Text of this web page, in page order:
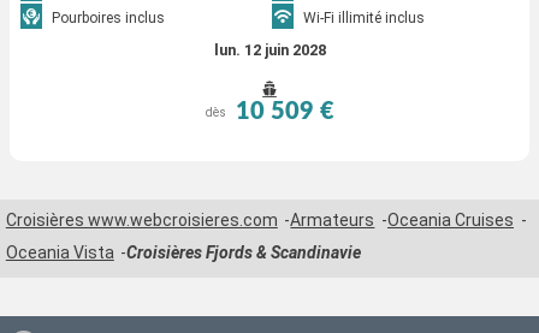
Pourboires inclus
Wi-Fi illimité inclus
lun. 12 juin 2028
dès 10 509 €
Croisières www.webcroisieres.com Armateurs
Oceania Cruises
Oceania Vista
Croisières Fjords & Scandinavie